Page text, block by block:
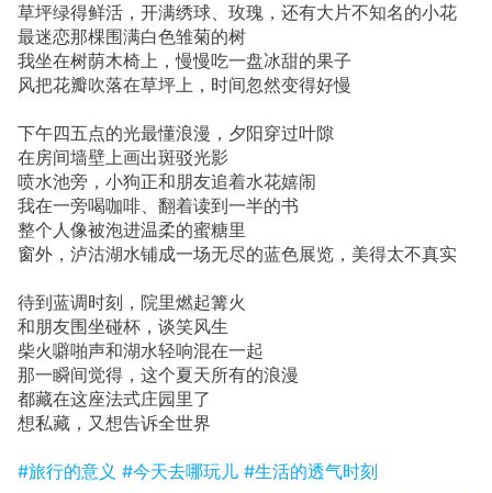
草坪绿得鲜活，开满绣球、玫瑰，还有大片不知名的小花
最迷恋那棵围满白色雏菊的树
我坐在树荫木椅上，慢慢吃一盘冰甜的果子
风把花瓣吹落在草坪上，时间忽然变得好慢
下午四五点的光最懂浪漫，夕阳穿过叶隙
在房间墙壁上画出斑驳光影
喷水池旁，小狗正和朋友追着水花嬉闹
我在一旁喝咖啡、翻着读到一半的书
整个人像被泡进温柔的蜜糖里
窗外，泸沽湖水铺成一场无尽的蓝色展览，美得太不真实
待到蓝调时刻，院里燃起篝火
和朋友围坐碰杯，谈笑风生
柴火噼啪声和湖水轻响混在一起
那一瞬间觉得，这个夏天所有的浪漫
都藏在这座法式庄园里了
想私藏，又想告诉全世界
#旅行的意义 #今天去哪玩儿 #生活的透气时刻